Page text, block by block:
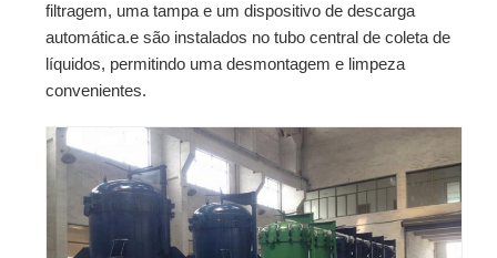
filtragem, uma tampa e um dispositivo de descarga
automática.e são instalados no tubo central de coleta de
líquidos, permitindo uma desmontagem e limpeza
convenientes.